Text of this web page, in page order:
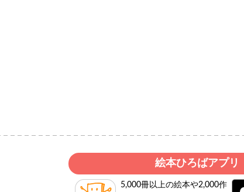
絵本ひろばアプリ
5,000冊以上の絵本や2,000作